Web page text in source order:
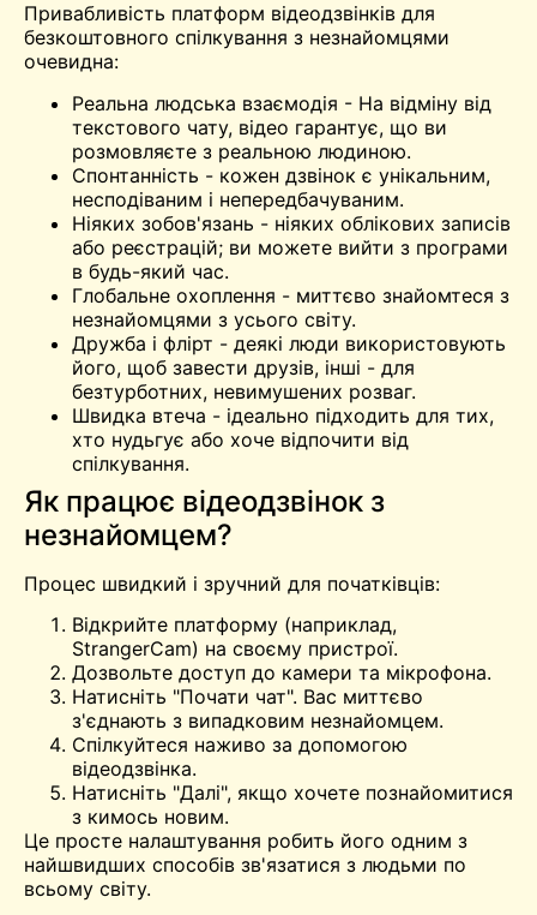
Привабливість платформ відеодзвінків для
безкоштовного спілкування з незнайомцями
очевидна:
Реальна людська взаємодія - На відміну від
текстового чату, відео гарантує, що ви
розмовляєте з реальною людиною.
Спонтанність - кожен дзвінок є унікальним,
несподіваним і непередбачуваним.
Ніяких зобов'язань - ніяких облікових записів
або реєстрацій; ви можете вийти з програми
в будь-який час.
Глобальне охоплення - миттєво знайомтеся з
незнайомцями з усього світу.
Дружба і флірт - деякі люди використовують
його, щоб завести друзів, інші - для
безтурботних, невимушених розваг.
Швидка втеча - ідеально підходить для тих,
хто нудьгує або хоче відпочити від
спілкування.
Як працює відеодзвінок з
незнайомцем?
Процес швидкий і зручний для початківців:
Відкрийте платформу (наприклад,
StrangerCam) на своєму пристрої.
Дозвольте доступ до камери та мікрофона.
Натисніть "Почати чат". Вас миттєво
з'єднають з випадковим незнайомцем.
Спілкуйтеся наживо за допомогою
відеодзвінка.
Натисніть "Далі", якщо хочете познайомитися
з кимось новим.
Це просте налаштування робить його одним з
найшвидших способів зв'язатися з людьми по
всьому світу.